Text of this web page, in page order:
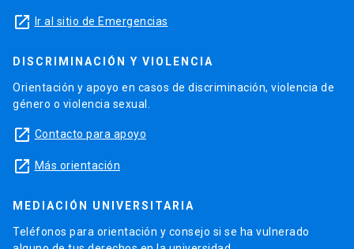
launch Ir al sitio de Emergencias
DISCRIMINACIÓN Y VIOLENCIA
Orientación y apoyo en casos de discriminación, violencia de
género o violencia sexual.
launch Contacto para apoyo
launch Más orientación
MEDIACIÓN UNIVERSITARIA
Teléfonos para orientación y consejo si se ha vulnerado